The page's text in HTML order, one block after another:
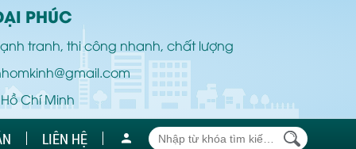
PHÚC
tranh, thi công nhanh, chất lượng
Chí Minh
LIÊN HỆ